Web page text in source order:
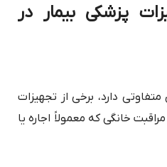
پزشکی بیمار در
دارد، برخی از تجهیزات
خانگی که معمولاً اجاره یا